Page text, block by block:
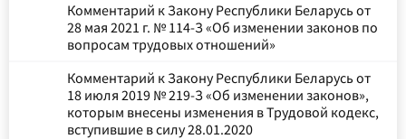
Комментарий к Закону Республики Беларусь от
28 мая 2021 г. № 114-З «Об изменении законов по
вопросам трудовых отношений»
Комментарий к Закону Республики Беларусь от
18 июля 2019 № 219-З «Об изменении законов»,
которым внесены изменения в Трудовой кодекс,
вступившие в силу 28.01.2020